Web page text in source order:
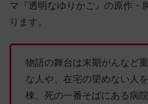
マ『透明なゆりかご』の原作・
ります。
物語の舞台は末期がんなど
な人や、在宅の望めない人
棟。死の一番そばにある病